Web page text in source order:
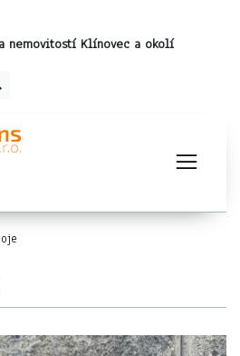
nemovitostí Klínovec a okolí